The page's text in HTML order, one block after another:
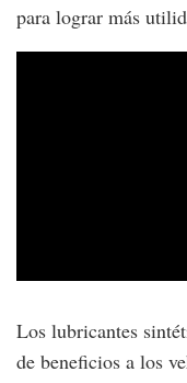
para lograr más
Los lubricantes
de beneficios a los